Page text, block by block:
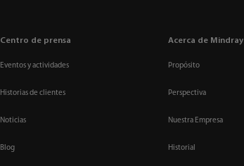
Centro de prensa
Eventos y actividades
Historias de clientes
Noticias
Blog
Acerca de Mindray
Propósito
Perspectiva
Nuestra Empresa
Historial